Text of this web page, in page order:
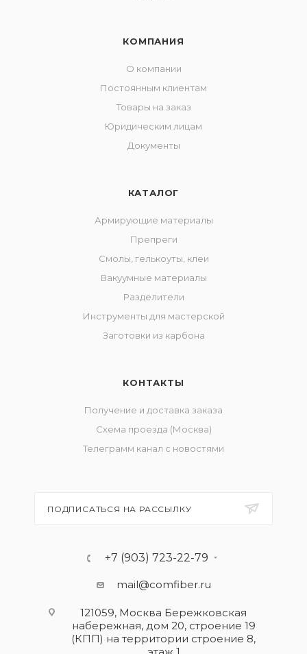
КОМПАНИЯ
О компании
Постоянным клиентам
Товары на заказ
Юридическим лицам
Документы
КАТАЛОГ
Армирующие материалы
Препреги
Смолы, гелькоуты, клеи
Вакуумные материалы
Разделители
Инструменты для мастерской
Заготовки из карбона
КОНТАКТЫ
Получение и доставка заказа
Схема проезда (Москва)
Телеграмм канал с новостями
ПОДПИСАТЬСЯ НА РАССЫЛКУ
+7 (903) 723-22-79
mail@comfiber.ru
121059, Москва Бережковская
набережная, дом 20, строение 19
(КПП) на территории строение 8,